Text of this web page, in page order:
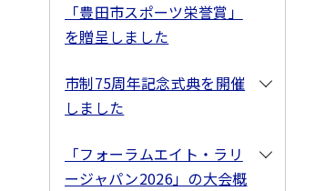
「豊田市スポーツ栄誉賞」
を贈呈しました
市制75周年記念式典を開催
しました
「フォーラムエイト・ラリ
ージャパン2026」の大会概